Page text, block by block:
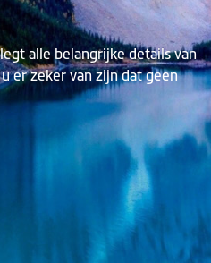
alle belangrijke details van
er zeker van zijn dat geen